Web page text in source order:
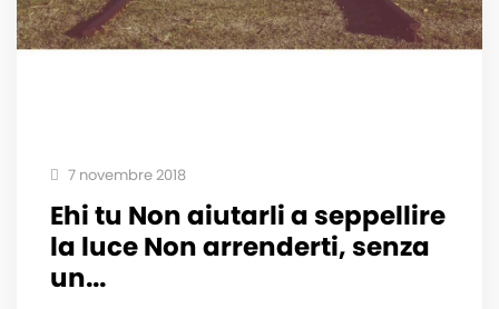
7 novembre 2018
Ehi tu Non aiutarli a seppellire
la luce Non arrenderti, senza
un...